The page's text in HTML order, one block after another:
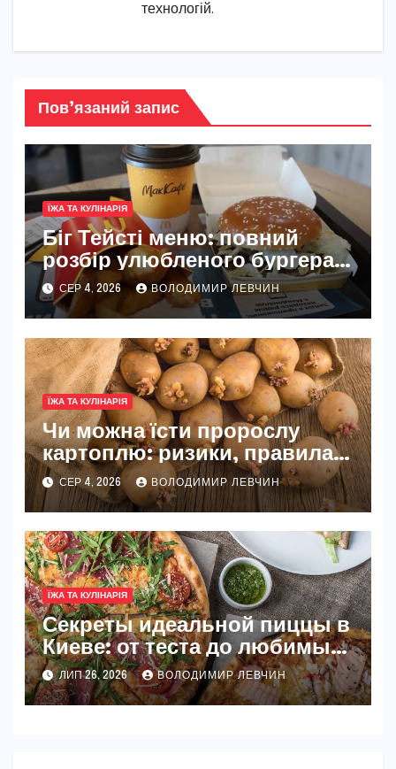
технологій.
Пов’язаний запис
ЇЖА ТА КУЛІНАРІЯ
Біг Тейсті меню: повний
розбір улюбленого бургера
McDonald’s
СЕР 4, 2026 ВОЛОДИМИР ЛЕВЧИН
ЇЖА ТА КУЛІНАРІЯ
Чи можна їсти пророслу
картоплю: ризики, правила
та безпечні способи
СЕР 4, 2026 ВОЛОДИМИР ЛЕВЧИН
ЇЖА ТА КУЛІНАРІЯ
Секреты идеальной пиццы в
Киеве: от теста до любимых
начинок
ЛИП 26, 2026 ВОЛОДИМИР ЛЕВЧИН